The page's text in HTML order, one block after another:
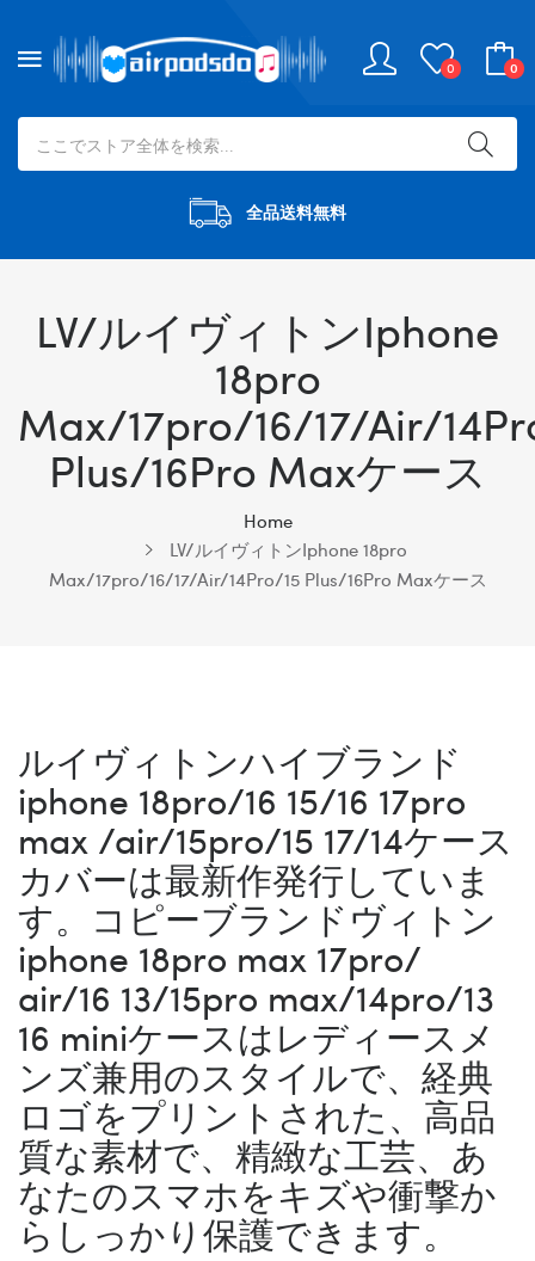
0 0
全品送料無料
LV/ルイヴィトンIphone
18pro
Max/17pro/16/17/Air/
Plus/16Pro Maxケース
Home
LV/ルイヴィトンIphone 18pro
Max/17pro/16/17/Air/14Pro/15 Plus/16Pro Maxケース
ルイヴィトンハイブランド
iphone 18pro/16 15/16 17pro
max /air/15pro/15 17/14ケース
カバーは最新作発行していま
す。コピーブランドヴィトン
iphone 18pro max 17pro/
air/16 13/15pro max/14pro/13
16 miniケースはレディースメ
ンズ兼用のスタイルで、経典
ロゴをプリントされた、高品
質な素材で、精緻な工芸、あ
なたのスマホをキズや衝撃か
らしっかり保護できます。